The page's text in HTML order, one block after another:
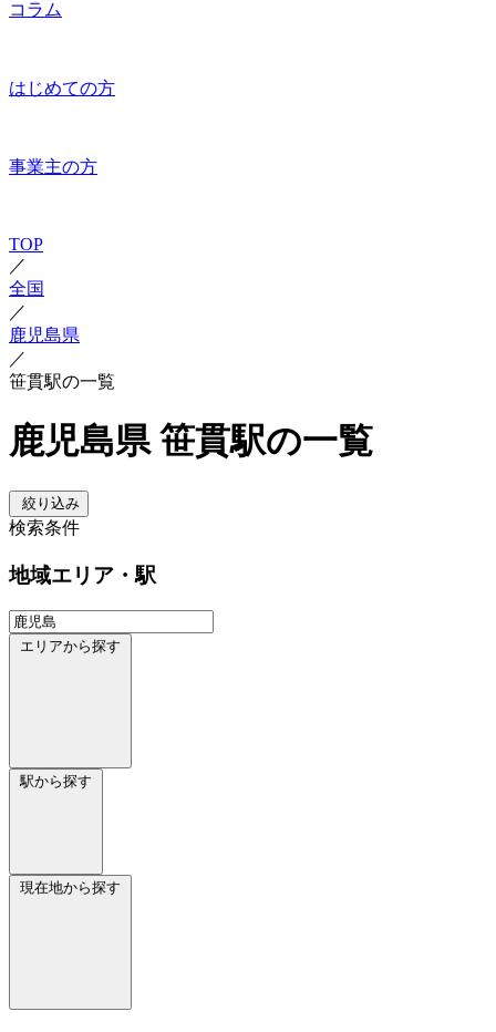
コラム
はじめての方
事業主の方
TOP
／
全国
／
鹿児島県
／
笹貫駅の一覧
鹿児島県 笹貫駅の一覧
絞り込み
検索条件
地域エリア・駅
エリアから探す
駅から探す
現在地から探す